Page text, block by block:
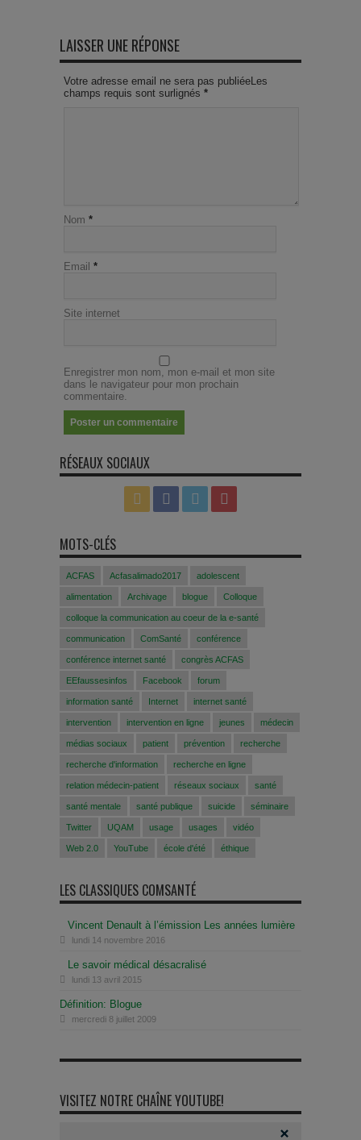
LAISSER UNE RÉPONSE
Votre adresse email ne sera pas publiéeLes
champs requis sont surlignés *
Nom *
Email *
Site internet
Enregistrer mon nom, mon e-mail et mon site
dans le navigateur pour mon prochain
commentaire.
RÉSEAUX SOCIAUX
MOTS-CLÉS
ACFAS Acfasalimado2017 adolescent
alimentation Archivage blogue Colloque
colloque la communication au coeur de la e-santé
communication ComSanté conférence
conférence internet santé congrès ACFAS
EEfaussesinfos Facebook forum
information santé Internet internet santé
intervention intervention en ligne jeunes médecin
médias sociaux patient prévention recherche
recherche d'information recherche en ligne
relation médecin-patient réseaux sociaux santé
santé mentale santé publique suicide séminaire
Twitter UQAM usage usages vidéo
Web 2.0 YouTube école d'été éthique
LES CLASSIQUES COMSANTÉ
Vincent Denault à l’émission Les années lumière
lundi 14 novembre 2016
Le savoir médical désacralisé
lundi 13 avril 2015
Définition: Blogue
mercredi 8 juillet 2009
VISITEZ NOTRE CHAÎNE YOUTUBE!